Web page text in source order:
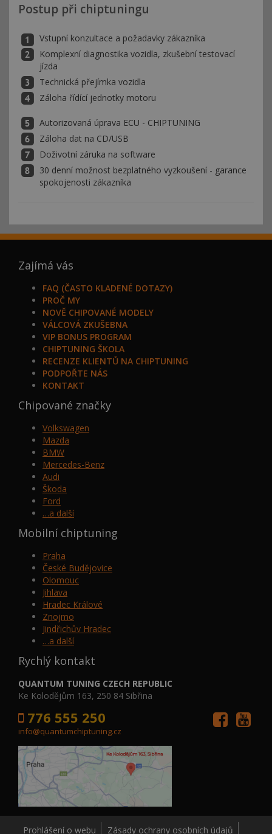
Postup při chiptuningu
Vstupní konzultace a požadavky zákazníka
Komplexní diagnostika vozidla, zkušební testovací
jízda
Technická přejímka vozidla
Záloha řídící jednotky motoru
Autorizovaná úprava ECU - CHIPTUNING
Záloha dat na CD/USB
Doživotní záruka na software
30 denní možnost bezplatného vyzkoušení - garance
spokojenosti zákazníka
Zajímá vás
FAQ (ČASTO KLADENÉ DOTAZY)
PROČ MY
NOVĚ CHIPOVANÉ MODELY
VÁLCOVÁ ZKUŠEBNA
VIP BONUS PROGRAM
CHIPTUNING ŠKOLA
RECENZE KLIENTŮ NA CHIPTUNING
PODPOŘTE NÁS
KONTAKT
Chipované značky
Volkswagen
Mazda
BMW
Mercedes-Benz
Audi
Škoda
Ford
…a další
Mobilní chiptuning
Praha
České Budějovice
Olomouc
Jihlava
Hradec Králové
Znojmo
Jindřichův Hradec
…a další
Rychlý kontakt
QUANTUM TUNING CZECH REPUBLIC
Ke Kolodějům 163, 250 84 Sibřina
776 555 250
info@quantumchiptuning.cz
Prohlášení o webu Zásady ochrany osobních údajů